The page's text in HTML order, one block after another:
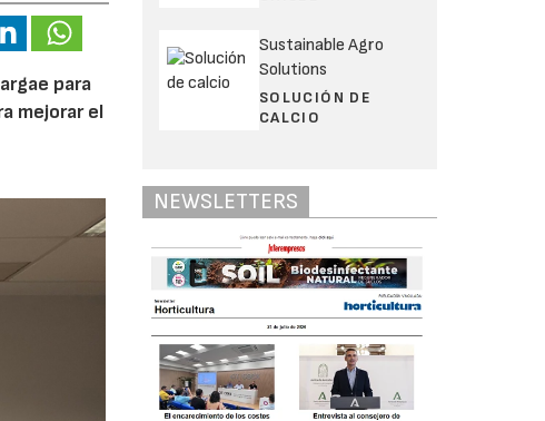
para
mejorar el
Sustainable Agro
Solutions
SOLUCIÓN DE
CALCIO
NEWSLETTERS